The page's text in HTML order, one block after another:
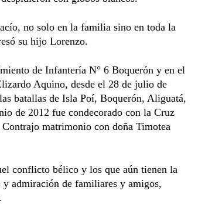
no solo en la familia sino en toda la
su hijo Lorenzo.
de Infantería N° 6 Boquerón y en el
Aquino, desde el 28 de julio de
batallas de Isla Poí, Boquerón, Aliguatá,
de 2012 fue condecorado con la Cruz
matrimonio con doña Timotea
conflicto bélico y los que aún tienen la
admiración de familiares y amigos,